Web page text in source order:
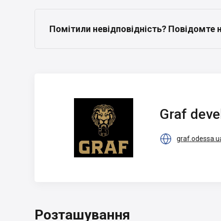
Помітили невідповідність? Повідомте
Graf

Розташування